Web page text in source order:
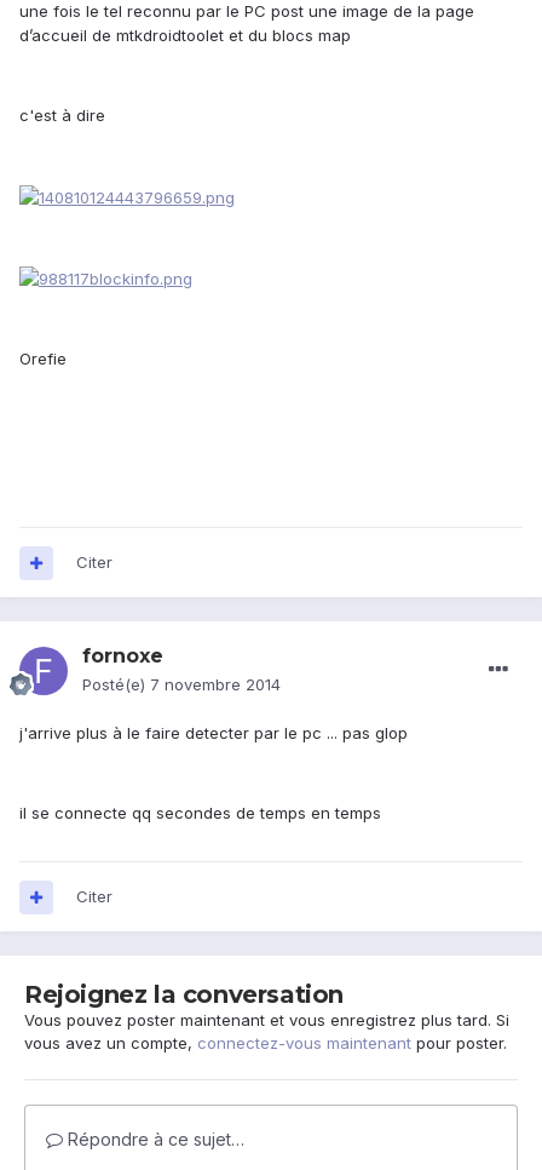
une fois le tel reconnu par le PC post une image de la page
d’accueil de mtkdroidtoolet et du blocs map
c'est à dire
Orefie
Citer
fornoxe
Posté(e) 7 novembre 2014
j'arrive plus à le faire detecter par le pc ... pas glop
il se connecte qq secondes de temps en temps
Citer
Rejoignez la conversation
Vous pouvez poster maintenant et vous enregistrez plus tard. Si
vous avez un compte, connectez-vous maintenant pour poster.
Répondre à ce sujet…